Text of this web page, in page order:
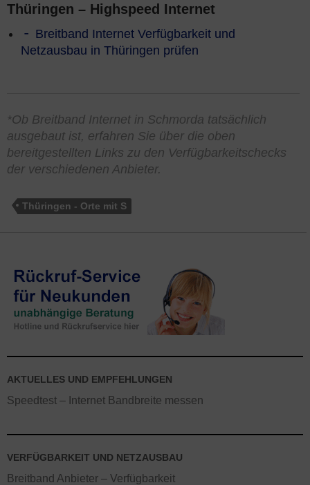
Thüringen – Highspeed Internet
Breitband Internet Verfügbarkeit und
Netzausbau in Thüringen prüfen
*Ob Breitband Internet in Schmorda tatsächlich
ausgebaut ist, erfahren Sie über die oben
bereitgestellten Links zu den Verfügbarkeitschecks
der verschiedenen Anbieter.
Thüringen - Orte mit S
AKTUELLES UND EMPFEHLUNGEN
Speedtest – Internet Bandbreite messen
VERFÜGBARKEIT UND NETZAUSBAU
Breitband Anbieter – Verfügbarkeit